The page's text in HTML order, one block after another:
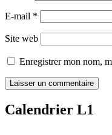
E-mail *
Site web
Enregistrer mon nom,
Calendrier L1